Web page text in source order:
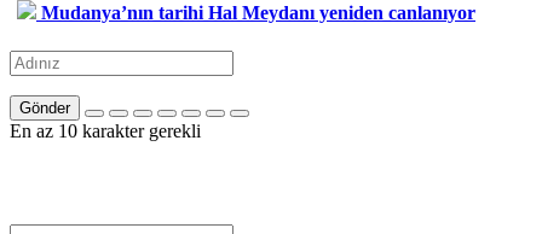
Mudanya’nın tarihi Hal Meydanı yeniden canlanıyor
Gönder
En az 10 karakter gerekli